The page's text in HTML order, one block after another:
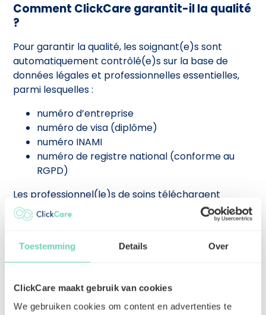
Toestemming Details Over
ClickCare maakt gebruik van cookies
We gebruiken cookies om content en advertenties te
Comment ClickCare garantit-il la qualité
?
Pour garantir la qualité, les soignant(e)s sont
automatiquement contrôlé(e)s sur la base de
données légales et professionnelles essentielles,
parmi lesquelles :
numéro d’entreprise
numéro de visa (diplôme)
numéro INAMI
numéro de registre national (conforme au
RGPD)
Les professionnel(le)s de soins téléchargent
également leurs documents, tels que diplôme,
extrait de casier judiciaire, assurance
établissements de soins peuvent ensuite donner
un retour via un système d’évaluation en ligne sur :
présentation.